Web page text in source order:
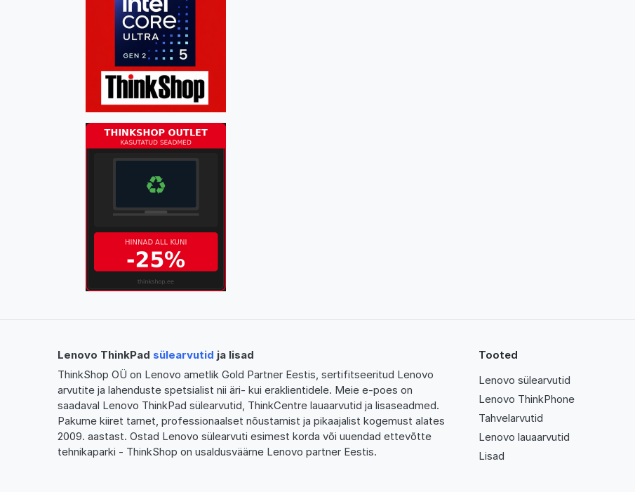
Lenovo ThinkPad sülearvutid ja lisad
ThinkShop OÜ on Lenovo ametlik Gold Partner Eestis, sertifitseeritud Lenovo
arvutite ja lahenduste spetsialist nii äri- kui eraklientidele. Meie e-poes on
saadaval Lenovo ThinkPad sülearvutid, ThinkCentre lauaarvutid ja lisaseadmed.
Pakume kiiret tarnet, professionaalset nõustamist ja pikaajalist kogemust alates
2009. aastast. Ostad Lenovo sülearvuti esimest korda või uuendad ettevõtte
tehnikaparki - ThinkShop on usaldusväärne Lenovo partner Eestis.
Tooted
Lenovo sülearvutid
Lenovo ThinkPhone
Tahvelarvutid
Lenovo lauaarvutid
Lisad